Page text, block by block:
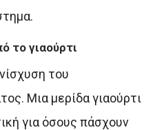
το γιαούρτι
του
Μια μερίδα γιαούρτι
για όσους πάσχουν